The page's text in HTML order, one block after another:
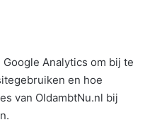
Analytics om bij te
en hoe
van OldambtNu.nl bij